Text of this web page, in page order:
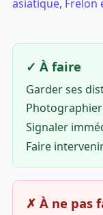
asiatique, Frelon
✓ À faire
Garder ses
Signaler
Faire
✗ À ne pas